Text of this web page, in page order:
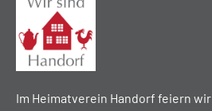
Im Heimatverein Handorf feiern